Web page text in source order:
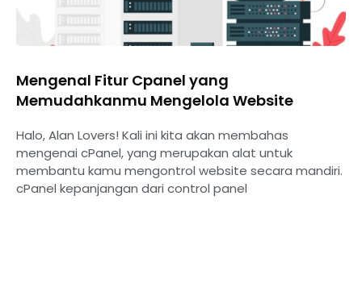
Mengenal Fitur Cpanel yang
Memudahkanmu Mengelola Website
Halo, Alan Lovers! Kali ini kita akan membahas
mengenai cPanel, yang merupakan alat untuk
membantu kamu mengontrol website secara mandiri.
cPanel kepanjangan dari control panel